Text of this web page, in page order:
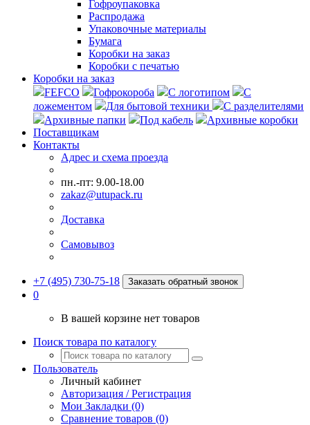
Гофроупаковка
Распродажа
Упаковочные материалы
Бумага
Коробки на заказ
Коробки с печатью
Коробки на заказ
FEFCO
Гофрокороба С логотипом
С
ложементом
Для бытовой техники
С разделителями
Архивные папки
Под кабель
Архивные коробки
Поставщикам
Контакты
Адрес и схема проезда
пн.-пт: 9.00-18.00
zakaz@utupack.ru
Доставка
Самовывоз
+7 (495) 730-75-18 Заказать обратный звонок
0
В вашей корзине нет товаров
Поиск товара по каталогу
Пользователь
Личный кабинет
Авторизация / Регистрация
Мои Закладки (0)
Сравнение товаров (0)